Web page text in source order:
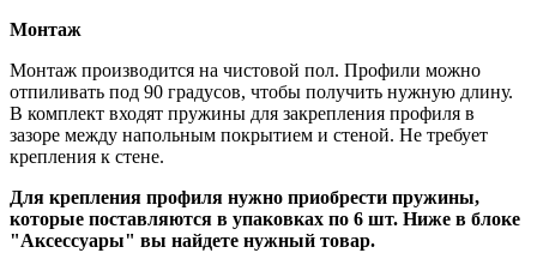
Монтаж
Монтаж производится на чистовой пол. Профили можно
отпиливать под 90 градусов, чтобы получить нужную длину.
В комплект входят пружины для закрепления профиля в
зазоре между напольным покрытием и стеной. Не требует
крепления к стене.
Для крепления профиля нужно приобрести пружины,
которые поставляются в упаковках по 6 шт. Ниже в блоке
"Аксессуары" вы найдете нужный товар.